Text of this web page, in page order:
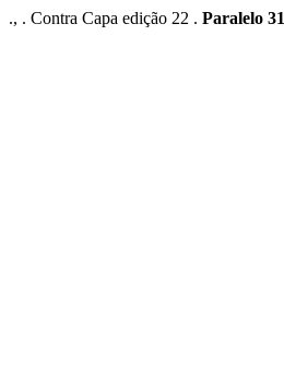
., . Contra Capa edição 22 . Paralelo 31